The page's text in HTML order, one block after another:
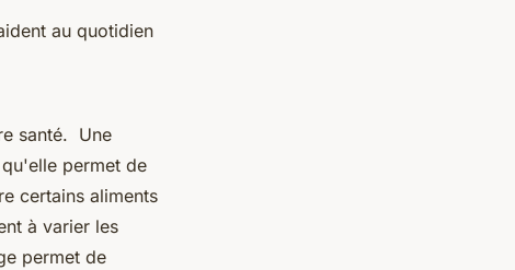
au quotidien
santé. Une
permet de
certains aliments
à varier les
permet de